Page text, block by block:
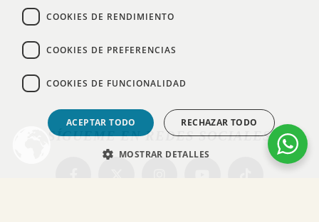
SÍGUEME EN REDES SOCIALES
COOKIES DE RENDIMIENTO
COOKIES DE PREFERENCIAS
COOKIES DE FUNCIONALIDAD
ACEPTAR TODO RECHAZAR TODO
MOSTRAR DETALLES